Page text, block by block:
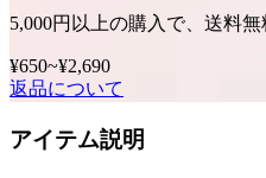
5,000円以上の購入で、送料無
¥650~¥2,690
返品について
アイテム説明